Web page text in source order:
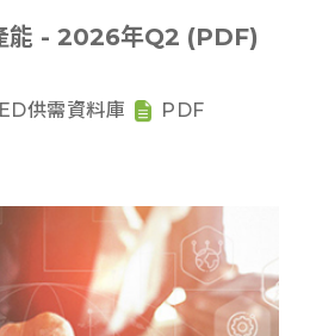
能 - 2026年Q2 (PDF)
供需資料庫 PDF